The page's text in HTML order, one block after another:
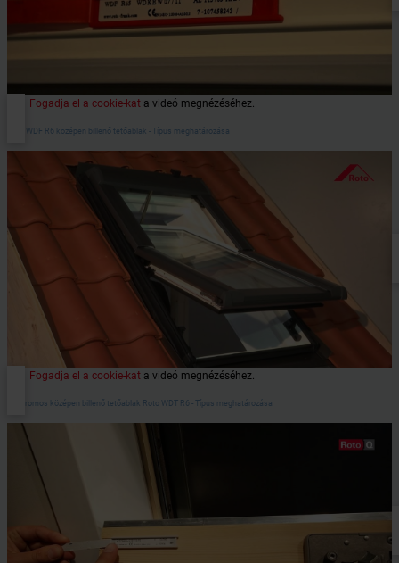
Fogadja el a cookie-kat a videó megnézéséhez.
Roto WDF R6 középen billenő tetőablak - Típus meghatározása
Fogadja el a cookie-kat a videó megnézéséhez.
Elektromos középen billenő tetőablak Roto WDT R6 - Típus meghatározása